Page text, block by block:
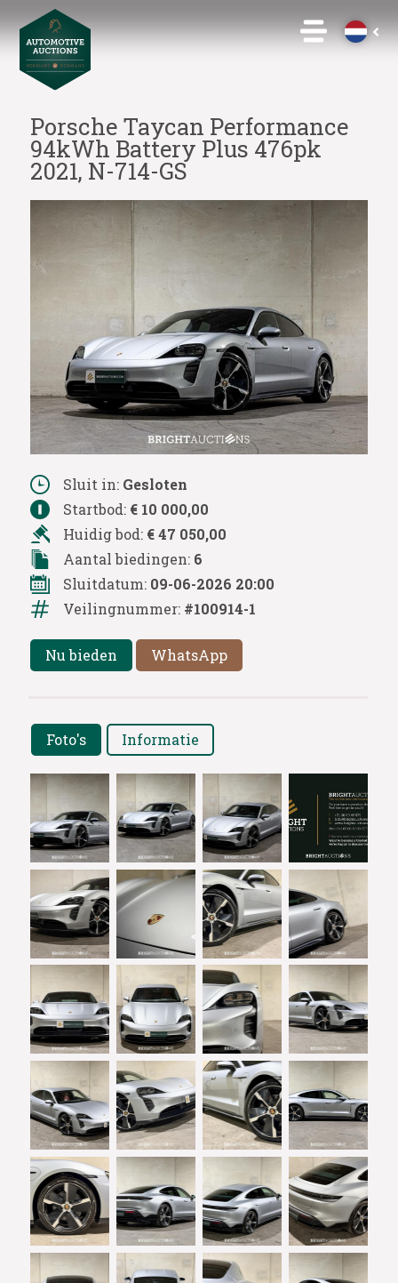
Porsche Taycan Performance
94kWh Battery Plus 476pk
2021, N-714-GS
Sluit in: Gesloten
Startbod: € 10 000,00
Huidig bod: € 47 050,00
Aantal biedingen: 6
Sluitdatum: 09-06-2026 20:00
Veilingnummer: #100914-1
Nu bieden WhatsApp
Foto's Informatie